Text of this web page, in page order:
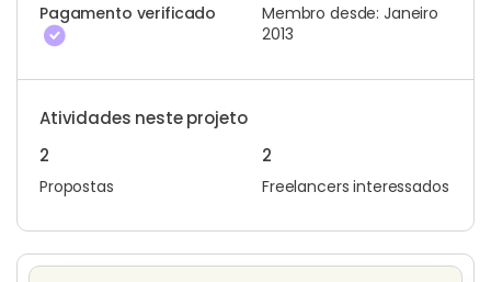
Pagamento verificado
Membro desde: Janeiro
2013
Atividades neste projeto
2
Propostas
2
Freelancers interessados